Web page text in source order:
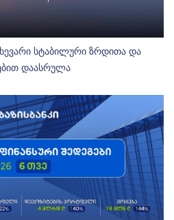
სტაბილური ზრდითა და
დაასრულა